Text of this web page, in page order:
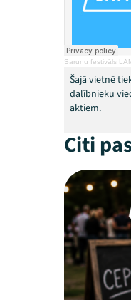
Sarunu festivāls
Šajā vietnē
dalībnieku
aktiem.
Citi